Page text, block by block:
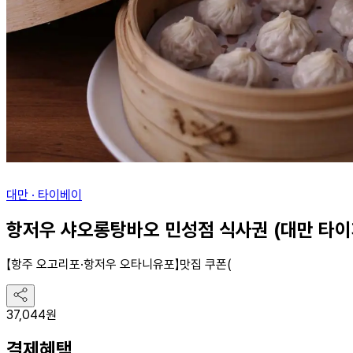
대만 · 타이베이
항저우 샤오롱탕바오 민성점 식사권 (대만 타
【항주 오고리포·항저우 오타니유포】맛집 쿠폰(
유
하
37,044원